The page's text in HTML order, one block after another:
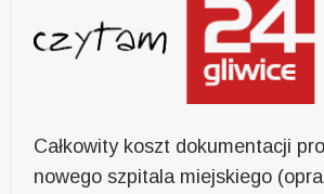
Całkowity koszt dokumentacji
nowego szpitala miejskiego